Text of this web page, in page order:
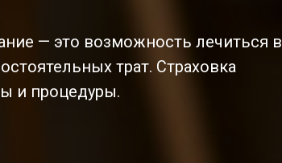
— это возможность лечиться в
трат. Страховка
и процедуры.